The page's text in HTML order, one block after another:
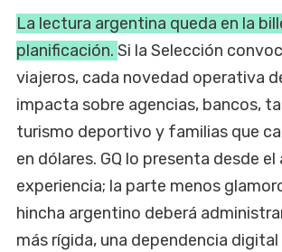
La lectura argentina queda en la
planificación. Si la Selección
viajeros, cada novedad operativa
impacta sobre agencias, bancos,
turismo deportivo y familias que
en dólares. GQ lo presenta desde
experiencia; la parte menos
hincha argentino deberá
más rígida, una dependencia